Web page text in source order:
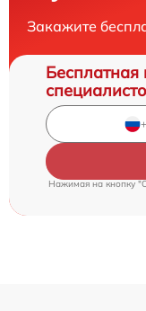
Закажите
Бесплатная
Нажимая на кнопку